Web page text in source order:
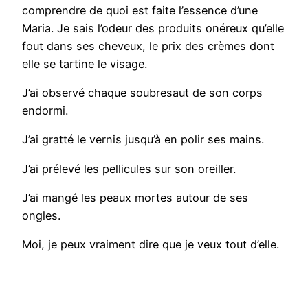
comprendre de quoi est faite l’essence d’une
Maria. Je sais l’odeur des produits onéreux qu’elle
fout dans ses cheveux, le prix des crèmes dont
elle se tartine le visage.
J’ai observé chaque soubresaut de son corps
endormi.
J’ai gratté le vernis jusqu’à en polir ses mains.
J’ai prélevé les pellicules sur son oreiller.
J’ai mangé les peaux mortes autour de ses
ongles.
Moi, je peux vraiment dire que je veux tout d’elle.